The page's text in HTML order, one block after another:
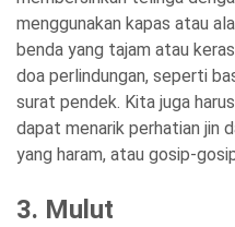
menggunakan kapas atau
benda yang tajam atau
doa perlindungan, seperti
surat pendek. Kita juga
dapat menarik perhatian jin
yang haram, atau gosip-
3. Mulut